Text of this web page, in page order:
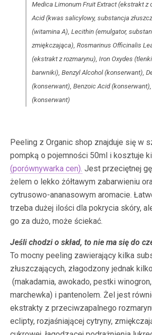
Medica Limonum Fruit Extract (ekstrakt z
Acid (kwas salicylowy, substancja
(witamina A), Lecithin (emulgator,
zmiękczająca), Rosmarinus Officinalis
(ekstrakt z rozmarynu), Iron Oxydes
barwniki), Benzyl Alcohol (konserwant),
(konserwant), Benzoic Acid
(konserwant)
Peeling z Organic shop znajduje się w
pompką o pojemności 50ml i kosztuje
(porównywarka cen). Jest przeciętnej
żelem o lekko żółtawym zabarwieniu
cytrusowo-ananasowym aromacie.
trzeba dużej ilości dla pokrycia skóry,
go za dużo, może ściekać.
Jeśli chodzi o skład, to nie ma się do
To mocny peeling zawierający kilka
złuszczających, złagodzony jednak
(makadamia, awokado, pestki
marchewka) i pantenolem. Żel jest
ekstrakty z przeciwzapalnego
eclipty, rozjaśniającej cytryny,